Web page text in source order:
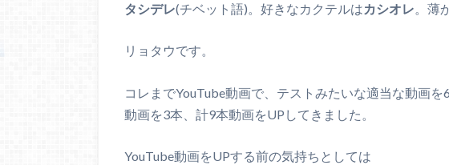
タシデレ(チベット語)。好きなカクテルはカシオレ 。薄
リョタウです。
コレまでYouTube動画で、テストみたいな適当な動画を
動画を3本、計9本動画をUPしてきました。
YouTube動画をUPする前の気持ちとしては